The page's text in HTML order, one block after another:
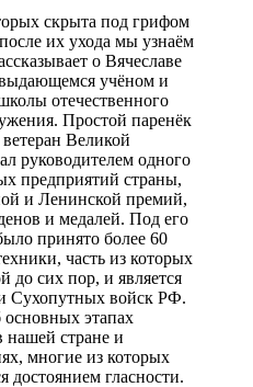
скрыта под грифом
их ухода мы узнаём
о Вячеславе
учёном и
отечественного
Простой паренёк
Великой
руководителем одного
предприятий страны,
и Ленинской премий,
и медалей. Под его
принято более 60
часть из которых
до сих пор, и является
Сухопутных войск РФ.
этапах
нашей стране и
многие из которых
достоянием гласности.